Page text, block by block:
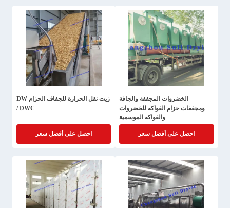
الخضروات المجففة والجافة
ومجففات حزام الفواكه للخضروات
والفواكه الموسمية
احصل على أفضل سعر
زيت نقل الحرارة للجفاف الحزام DW
/ DWC
احصل على أفضل سعر